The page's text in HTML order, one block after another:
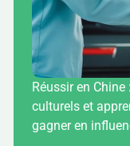
Réussir en
culturels et
gagner en